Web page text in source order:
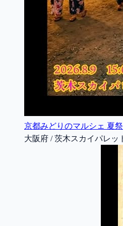
京都みどりのマルシェ 夏祭
大阪府 / 茨木スカイパレッ